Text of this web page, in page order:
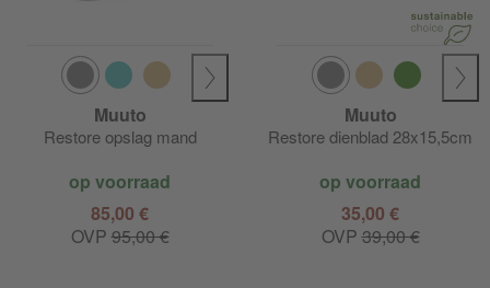
Muuto
Restore opslag mand
op voorraad
85,00 €
OVP95,00 €
Muuto
Restore dienblad 28x15,5cm
op voorraad
35,00 €
OVP39,00 €